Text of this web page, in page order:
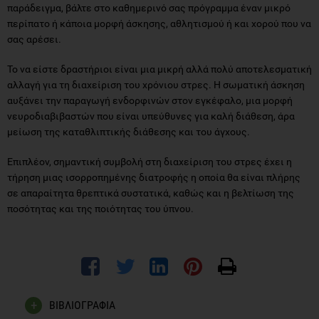
παράδειγμα, βάλτε στο καθημερινό σας πρόγραμμα έναν μικρό
περίπατο ή κάποια μορφή άσκησης, αθλητισμού ή και χορού που να
σας αρέσει.
Το να είστε δραστήριοι είναι μια μικρή αλλά πολύ αποτελεσματική
αλλαγή για τη διαχείριση του χρόνιου στρες. Η σωματική άσκηση
αυξάνει την παραγωγή ενδορφινών στον εγκέφαλο, μια μορφή
νευροδιαβιβαστών που είναι υπεύθυνες για καλή διάθεση, άρα
μείωση της καταθλιπτικής διάθεσης και του άγχους.
Επιπλέον, σημαντική συμβολή στη διαχείριση του στρες έχει η
τήρηση μιας ισορροπημένης διατροφής η οποία θα είναι πλήρης
σε απαραίτητα θρεπτικά συστατικά, καθώς και η βελτίωση της
ποσότητας και της ποιότητας του ύπνου.
ΒΙΒΛΙΟΓΡΑΦΙΑ